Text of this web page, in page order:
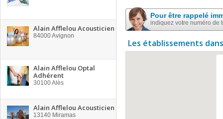
Alain Afflelou Acousticien
84000Avignon
Alain Afflelou Optal
Adhérent
30100Alès
Alain Afflelou Acousticien
13140 Miramas
Pour être rappelé
indiquez votre numéro de
Les établissements